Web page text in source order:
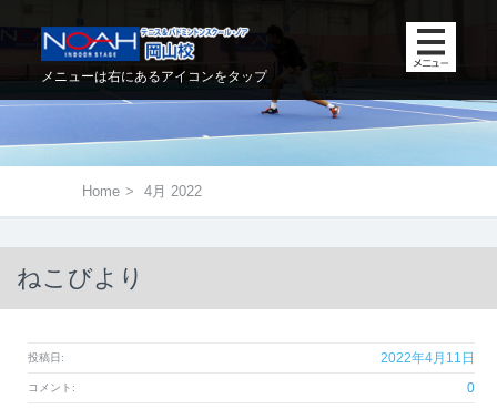
メニューは右にあるアイコンをタップ
Home > 4月 2022
ねこびより
投稿日: 2022年4月11日
コメント: 0